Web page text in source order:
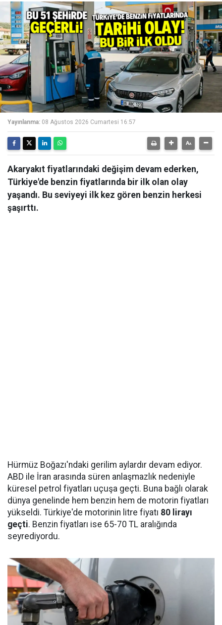
Yayınlanma: 08 Ağustos 2026 Cumartesi 16:57
Akaryakıt fiyatlarındaki değişim devam ederken,
Türkiye'de benzin fiyatlarında bir ilk olan olay
yaşandı. Bu seviyeyi ilk kez gören benzin herkesi
şaşırttı.
Hürmüz Boğazı'ndaki gerilim aylardır devam ediyor.
ABD ile İran arasında süren anlaşmazlık nedeniyle
küresel petrol fiyatları uçuşa geçti. Buna bağlı olarak
dünya genelinde hem benzin hem de motorin fiyatları
yükseldi. Türkiye'de motorinin litre fiyatı 80 lirayı
geçti. Benzin fiyatları ise 65-70 TL aralığında
seyrediyordu.